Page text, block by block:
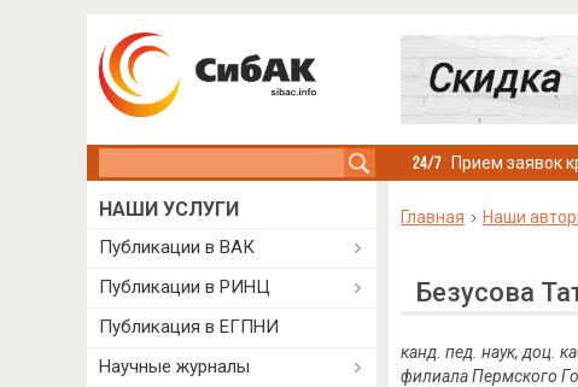
Прием заявок
Главная Наши
Безусова
канд. пед. наук, доц.
филиала Пермского
НАШИ УСЛУГИ
Публикации в ВАК
Публикации в РИНЦ
Публикация в ЕГПНИ
Научные журналы